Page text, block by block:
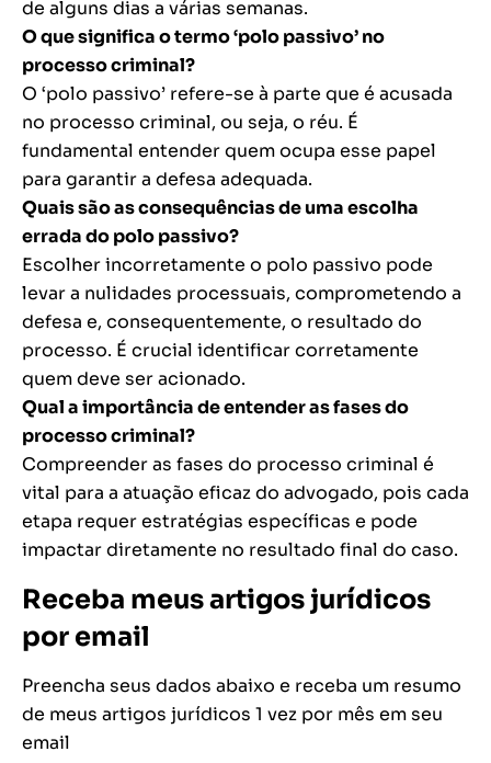
de alguns dias a várias semanas.
O que significa o termo ‘polo passivo’ no
processo criminal?
O ‘polo passivo’ refere-se à parte que é acusada
no processo criminal, ou seja, o réu. É
fundamental entender quem ocupa esse papel
para garantir a defesa adequada.
Quais são as consequências de uma escolha
errada do polo passivo?
Escolher incorretamente o polo passivo pode
levar a nulidades processuais, comprometendo a
defesa e, consequentemente, o resultado do
processo. É crucial identificar corretamente
quem deve ser acionado.
Qual a importância de entender as fases do
processo criminal?
Compreender as fases do processo criminal é
vital para a atuação eficaz do advogado, pois cada
etapa requer estratégias específicas e pode
impactar diretamente no resultado final do caso.
Receba meus artigos jurídicos
por email
Preencha seus dados abaixo e receba um resumo
de meus artigos jurídicos 1 vez por mês em seu
email